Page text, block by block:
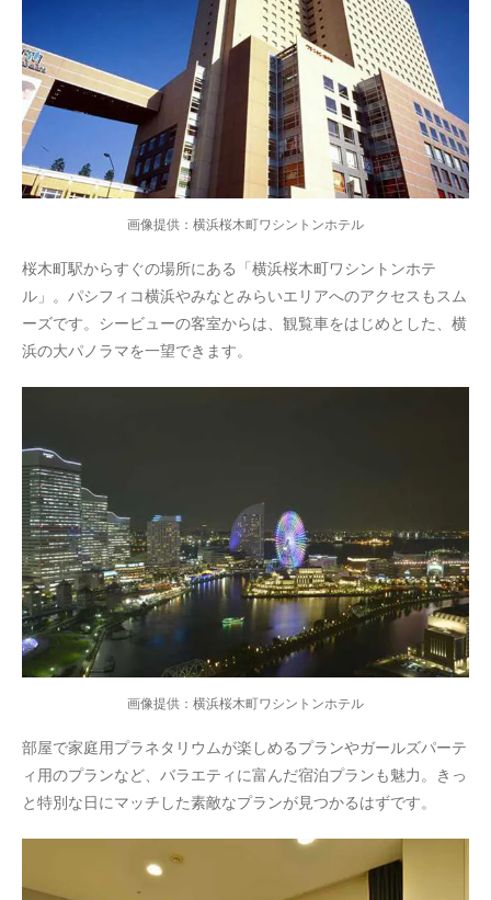
画像提供：横浜桜木町ワシントンホテル
桜木町駅からすぐの場所にある「横浜桜木町ワシントンホテ
ル」。パシフィコ横浜やみなとみらいエリアへのアクセスもスム
ーズです。シービューの客室からは、観覧車をはじめとした、横
浜の大パノラマを一望できます。
画像提供：横浜桜木町ワシントンホテル
部屋で家庭用プラネタリウムが楽しめるプランやガールズパーテ
ィ用のプランなど、バラエティに富んだ宿泊プランも魅力。きっ
と特別な日にマッチした素敵なプランが見つかるはずです。